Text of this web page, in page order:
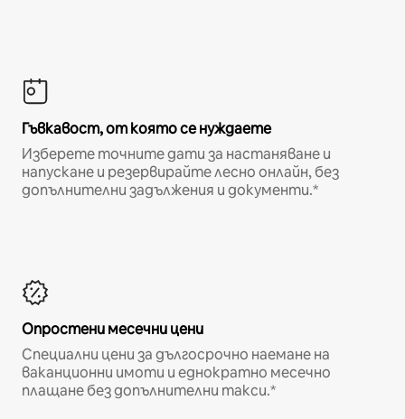
Гъвкавост, от която се нуждаете
Изберете точните дати за настаняване и
напускане и резервирайте лесно онлайн, без
допълнителни задължения и документи.*
Опростени месечни цени
Специални цени за дългосрочно наемане на
ваканционни имоти и еднократно месечно
плащане без допълнителни такси.*